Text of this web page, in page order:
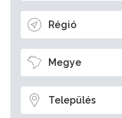
Régió
Megye
Település